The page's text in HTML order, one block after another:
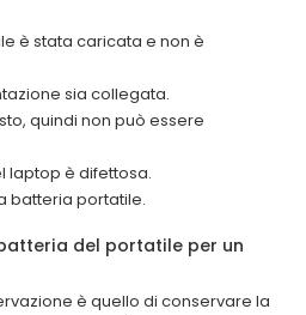
è stata caricata e non è
sia collegata.
quindi non può essere
laptop è difettosa.
batteria portatile.
del portatile per un
è quello di conservare la